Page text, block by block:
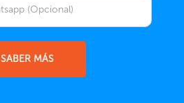
SABER MÁS